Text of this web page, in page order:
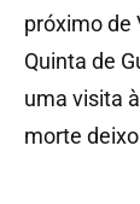
próximo de
Quinta de
uma visita
morte